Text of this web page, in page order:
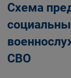
Схема
СВО